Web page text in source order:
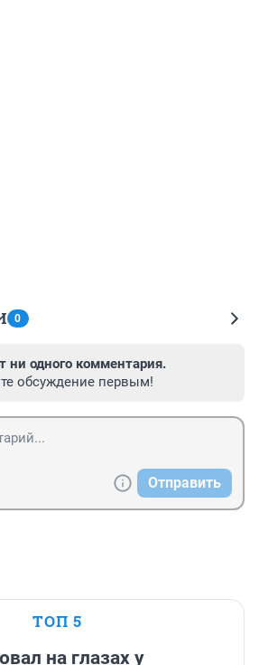
0
ни одного комментария.
обсуждение первым!
Отправить
ТОП 5
на глазах у